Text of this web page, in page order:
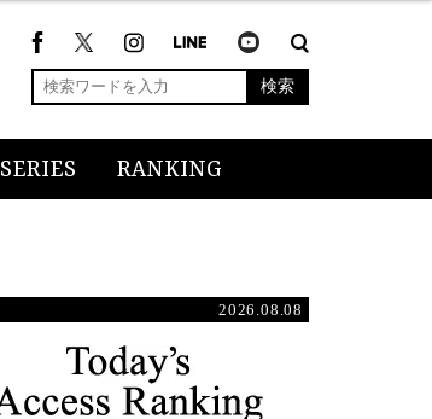
検索
SERIES RANKING
2026.08.08